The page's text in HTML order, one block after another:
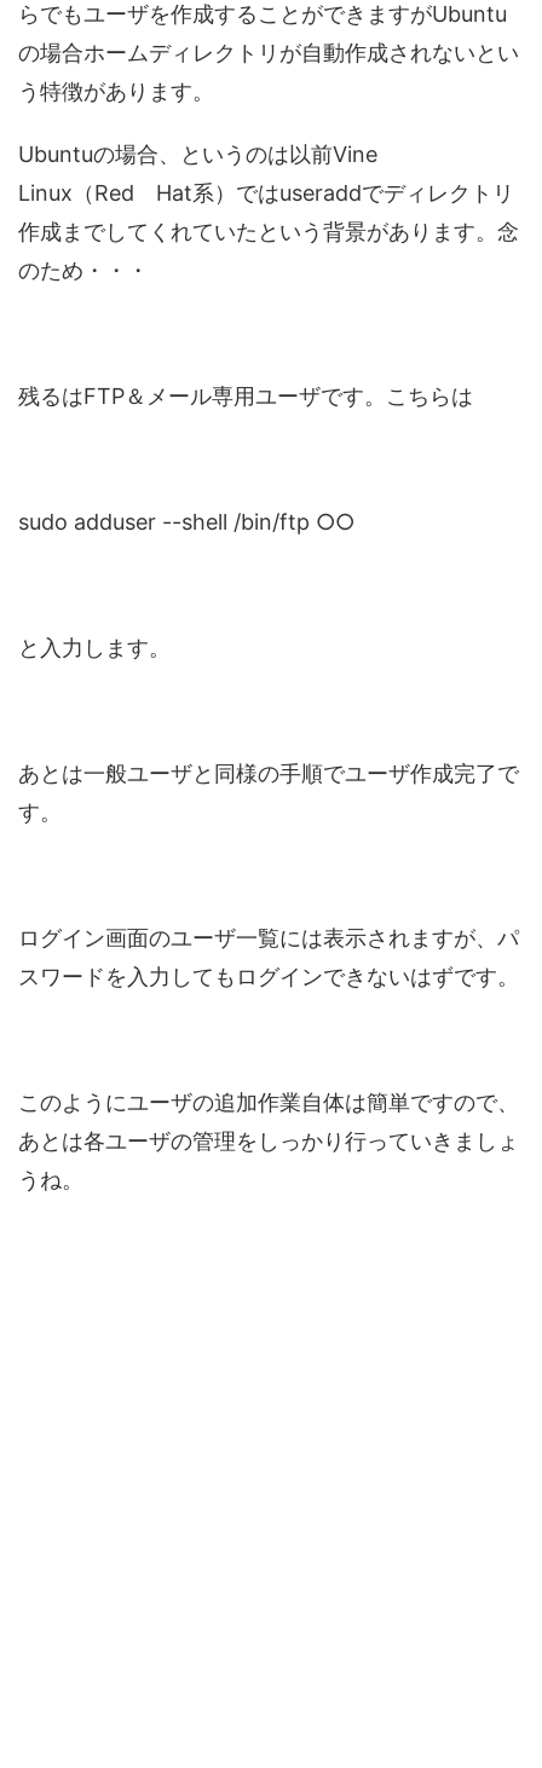
らでもユーザを作成することができますがUbuntu
の場合ホームディレクトリが自動作成されないとい
う特徴があります。
Ubuntuの場合、というのは以前Vine
Linux（Red Hat系）ではuseraddでディレクトリ
作成までしてくれていたという背景があります。念
のため・・・
残るはFTP＆メール専用ユーザです。こちらは
sudo adduser --shell /bin/ftp ○○
と入力します。
あとは一般ユーザと同様の手順でユーザ作成完了で
す。
ログイン画面のユーザ一覧には表示されますが、パ
スワードを入力してもログインできないはずです。
このようにユーザの追加作業自体は簡単ですので、
あとは各ユーザの管理をしっかり行っていきましょ
うね。